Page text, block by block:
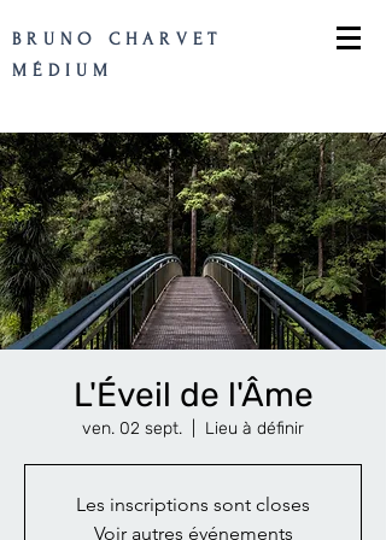
BRUNO CHARVET
MÉDIUM
L'Éveil de l'Âme
ven. 02 sept. Lieu à définir
Les inscriptions sont closes
Voir autres événements